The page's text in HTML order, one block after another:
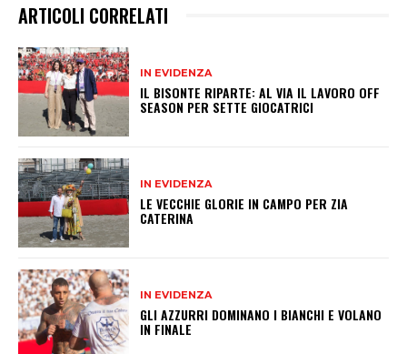
ARTICOLI CORRELATI
IN EVIDENZA
IL BISONTE RIPARTE: AL VIA IL LAVORO OFF
SEASON PER SETTE GIOCATRICI
IN EVIDENZA
LE VECCHIE GLORIE IN CAMPO PER ZIA
CATERINA
IN EVIDENZA
GLI AZZURRI DOMINANO I BIANCHI E VOLANO
IN FINALE